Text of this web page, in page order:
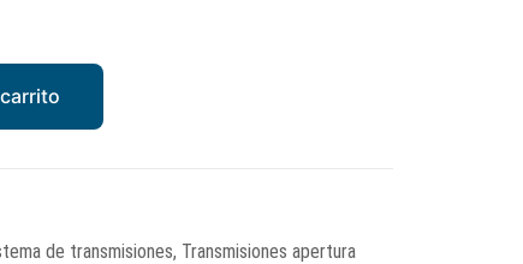
de transmisiones, Transmisiones apertura